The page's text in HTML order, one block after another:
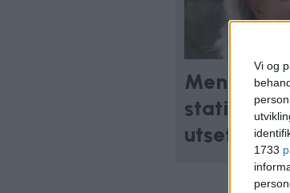
Vi og
1733
Menn i
utsette